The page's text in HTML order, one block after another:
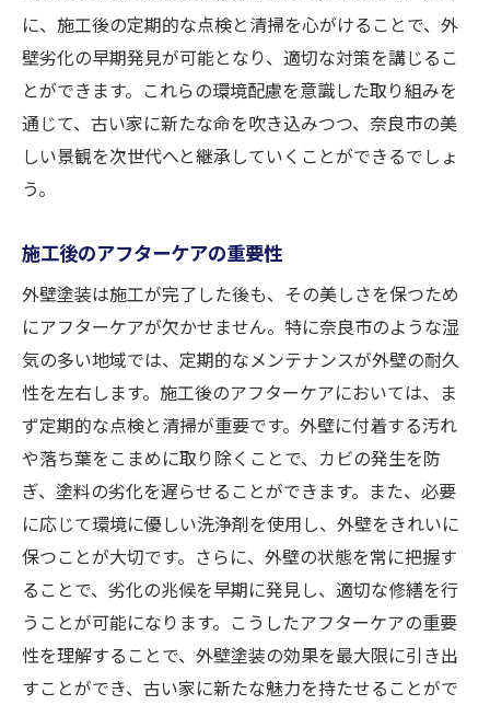
に、施工後の定期的な点検と清掃を心がけることで、外
壁劣化の早期発見が可能となり、適切な対策を講じるこ
とができます。これらの環境配慮を意識した取り組みを
通じて、古い家に新たな命を吹き込みつつ、奈良市の美
しい景観を次世代へと継承していくことができるでしょ
う。
施工後のアフターケアの重要性
外壁塗装は施工が完了した後も、その美しさを保つため
にアフターケアが欠かせません。特に奈良市のような湿
気の多い地域では、定期的なメンテナンスが外壁の耐久
性を左右します。施工後のアフターケアにおいては、ま
ず定期的な点検と清掃が重要です。外壁に付着する汚れ
や落ち葉をこまめに取り除くことで、カビの発生を防
ぎ、塗料の劣化を遅らせることができます。また、必要
に応じて環境に優しい洗浄剤を使用し、外壁をきれいに
保つことが大切です。さらに、外壁の状態を常に把握す
ることで、劣化の兆候を早期に発見し、適切な修繕を行
うことが可能になります。こうしたアフターケアの重要
性を理解することで、外壁塗装の効果を最大限に引き出
すことができ、古い家に新たな魅力を持たせることがで